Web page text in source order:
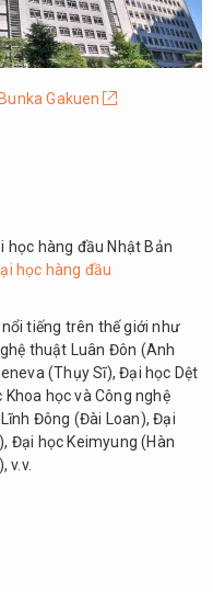
Gakuen
học hàng đầu Nhật Bản
học hàng đầu
tiếng trên thế giới như
thuật Luân Đôn (Anh
(Thụy Sĩ), Đại học Dệt
học và Công nghệ
Đông (Đài Loan), Đại
Đại học Keimyung (Hàn
v.v.